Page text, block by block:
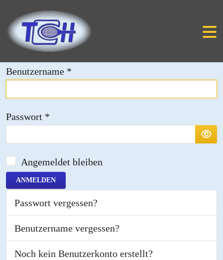
Benutzername *
Passwort *
Angemeldet bleiben
ANMELDEN
Passwort vergessen?
Benutzername vergessen?
Noch kein Benutzerkonto erstellt?